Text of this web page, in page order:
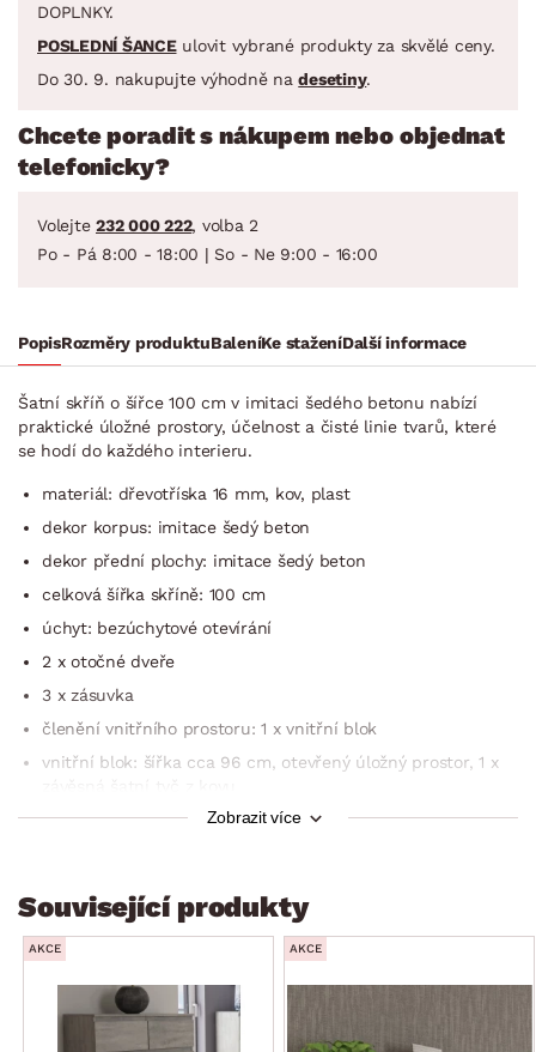
DOPLNKY.
POSLEDNÍ ŠANCEulovit vybrané produkty za skvělé ceny.
Do 30. 9. nakupujte výhodně nadesetiny.
Chcete poradit s nákupem nebo objednat
telefonicky?
Volejte 232 000 222, volba 2
Po - Pá 8:00 - 18:00 | So - Ne 9:00 - 16:00
PopisRozměry produktuBaleníKe staženíDalší informace
Šatní skříň o šířce 100 cm v imitaci šedého betonu nabízí
praktické úložné prostory, účelnost a čisté linie tvarů, které
se hodí do každého interieru.
materiál: dřevotříska 16 mm, kov, plast
dekor korpus: imitace šedý beton
dekor přední plochy: imitace šedý beton
celková šířka skříně: 100 cm
úchyt: bezúchytové otevírání
2 x otočné dveře
3 x zásuvka
členění vnitřního prostoru: 1 x vnitřní blok
vnitřní blok: šířka cca 96 cm, otevřený úložný prostor, 1 x
stabilní
Zobrazit více
Související produkty
AKCE AKCE